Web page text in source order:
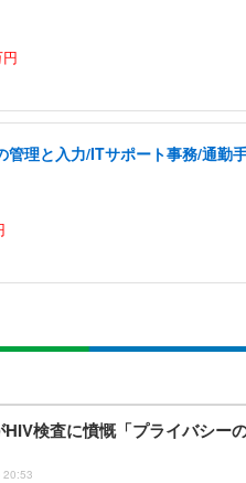
管理と入力/ITサポート事務/通勤
検査に憤慨「プライバシー
20:53